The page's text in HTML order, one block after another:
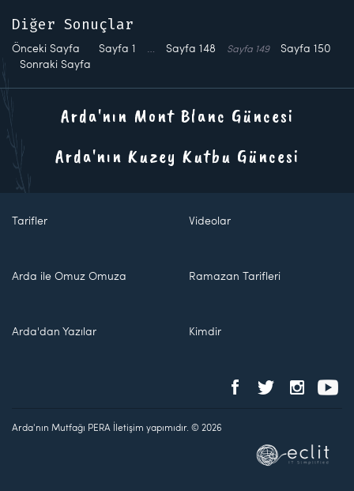
Diğer Sonuçlar
Önceki Sayfa Sayfa 1 … Sayfa 148 Sayfa 149 Sayfa 150
Sonraki Sayfa
Arda'nın Mont Blanc Güncesi
Arda'nın Kuzey Kutbu Güncesi
Tarifler Videolar
Arda ile Omuz Omuza Ramazan Tarifleri
Arda'dan Yazılar Kimdir
Arda'nın Mutfağı PERA İletişim yapımıdır. © 2026